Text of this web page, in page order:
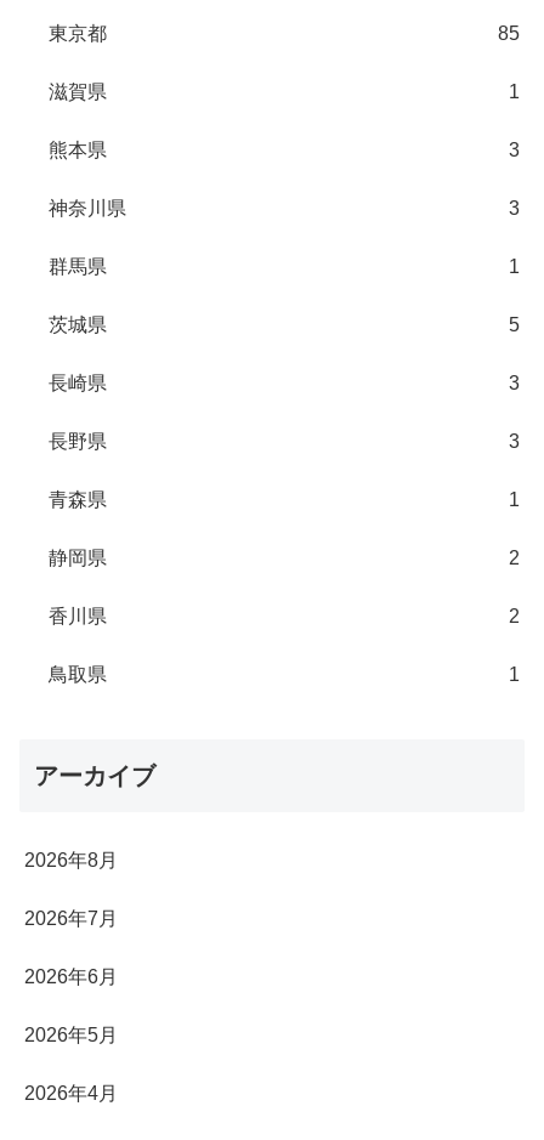
東京都 85
滋賀県 1
熊本県 3
神奈川県 3
群馬県 1
茨城県 5
長崎県 3
長野県 3
青森県 1
静岡県 2
香川県 2
鳥取県 1
アーカイブ
2026年8月
2026年7月
2026年6月
2026年5月
2026年4月